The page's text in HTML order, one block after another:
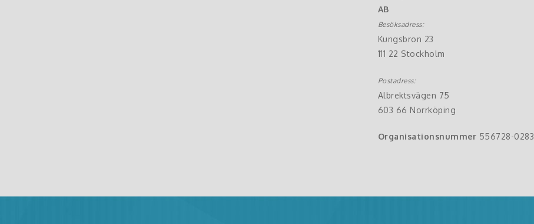
AB
Besöksadress:
Kungsbron 23
111 22 Stockholm
Postadress:
Albrektsvägen 75
603 66 Norrköping
Organisationsnummer 556728-0283